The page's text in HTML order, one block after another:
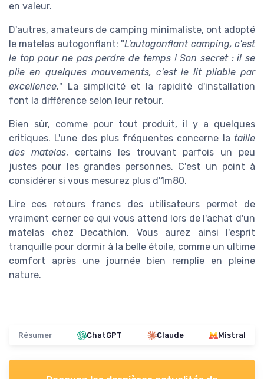
en valeur.
D'autres, amateurs de camping minimaliste, ont adopté
le matelas autogonflant: "L'autogonflant camping, c'est
le top pour ne pas perdre de temps ! Son secret : il se
plie en quelques mouvements, c'est le lit pliable par
excellence." La simplicité et la rapidité d'installation
font la différence selon leur retour.
Bien sûr, comme pour tout produit, il y a quelques
critiques. L'une des plus fréquentes concerne la taille
des matelas, certains les trouvant parfois un peu
justes pour les grandes personnes. C'est un point à
considérer si vous mesurez plus d'1m80.
Lire ces retours francs des utilisateurs permet de
vraiment cerner ce qui vous attend lors de l'achat d'un
matelas chez Decathlon. Vous aurez ainsi l'esprit
tranquille pour dormir à la belle étoile, comme un ultime
comfort après une journée bien remplie en pleine
nature.
Résumer ChatGPT Claude Mistral